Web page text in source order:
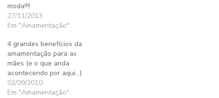
moda!!!!
27/11/2013
Em "Amamentação"
4 grandes benefícios da
amamentação para as
mães (e o que anda
acontecendo por aqui…)
02/09/2010
Em "Amamentação"